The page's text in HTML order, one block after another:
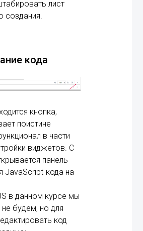
лист
создания.
кода
кнопка,
поистине
в части
виджетов. С
панель
JavaScript-кода на
в данном курсе мы
будем, но для
код